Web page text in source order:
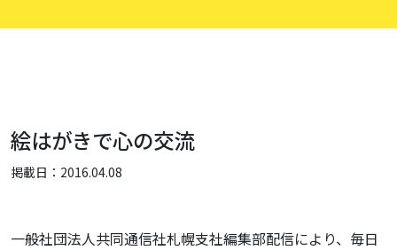
絵はがきで心の交流
掲載日：2016.04.08
一般社団法人共同通信社札幌支社編集部配信により、毎日